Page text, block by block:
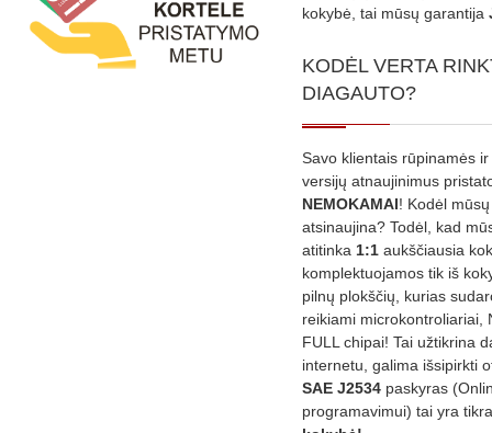
kokybė, tai mūsų garantija
KODĖL VERTA
DIAGAUTO?
Savo klientais rūpinamės
versijų atnaujinimus
NEMOKAMAI! Kodėl
atsinaujina? Todėl, kad
atitinka 1:1 aukščiausia
komplektuojamos tik iš
pilnų plokščių, kurias
reikiami microkontroliariai,
FULL chipai! Tai užtikrina
internetu, galima išsipirkti
SAE J2534 paskyras
programavimui) tai yra